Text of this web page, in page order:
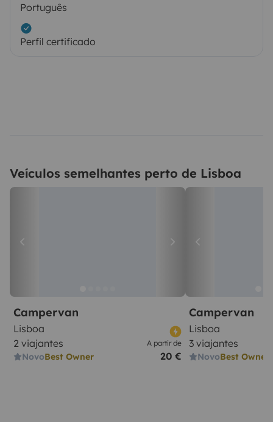
Português
Perfil certificado
Veículos semelhantes perto de Lisboa
Campervan
Lisboa
2 viajantes
NovoBest Owner
A partir de
20 €
Campervan
Lisboa
3 viajantes
NovoBest Owner